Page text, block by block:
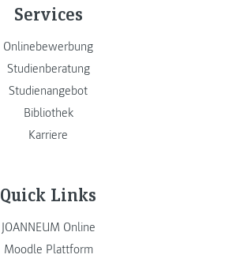
Services
Onlinebewerbung
Studienberatung
Studienangebot
Bibliothek
Karriere
Quick Links
JOANNEUM Online
Moodle Plattform